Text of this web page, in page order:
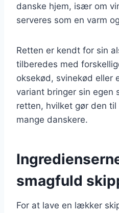
danske hjem, især om
serveres som en varm
Retten er kendt for sin
tilberedes med
oksekød, svinekød eller
variant bringer sin egen
retten, hvilket gør den
mange danskere.
smagfuld
For at lave en lækker